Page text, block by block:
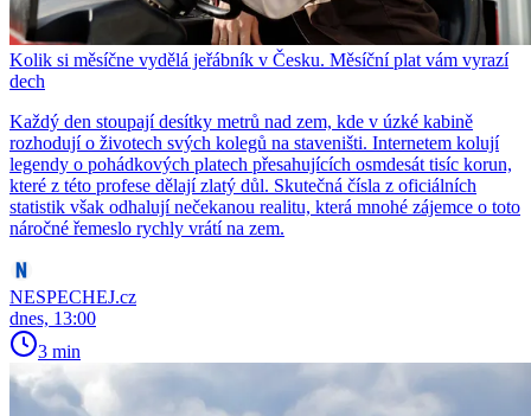
Kolik si měsíčne vydělá jeřábník v Česku. Měsíční plat vám vyrazí
dech
Každý den stoupají desítky metrů nad zem, kde v úzké kabině
rozhodují o životech svých kolegů na staveništi. Internetem kolují
legendy o pohádkových platech přesahujících osmdesát tisíc korun,
které z této profese dělají zlatý důl. Skutečná čísla z oficiálních
statistik však odhalují nečekanou realitu, která mnohé zájemce o toto
náročné řemeslo rychly vrátí na zem.
NESPECHEJ.cz
dnes, 13:00
3 min